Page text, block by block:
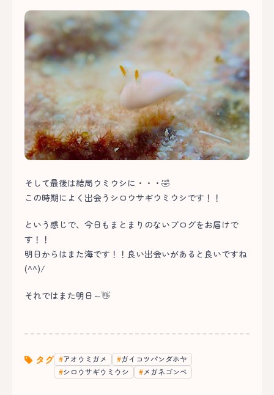
そして最後は結局ウミウシに・・・🤣
この時期によく出会うシロウサギウミウシです！！
という感じで、今日もまとまりのないブログをお届けで
す！！
明日からはまた海です！！良い出会いがあると良いですね
(^^)/
それではまた明日～👋
タグ アオウミガメ
ガイコツパンダホヤ
シロウサギウミウシ
メガネゴンベ